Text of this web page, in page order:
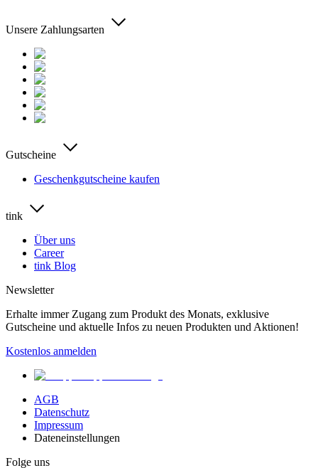
Unsere Zahlungsarten
Gutscheine
Geschenkgutscheine kaufen
tink
Über uns
Career
tink Blog
Newsletter
Erhalte immer Zugang zum Produkt des Monats, exklusive
Gutscheine und aktuelle Infos zu neuen Produkten und Aktionen!
Kostenlos anmelden
AGB
Datenschutz
Impressum
Dateneinstellungen
Folge uns